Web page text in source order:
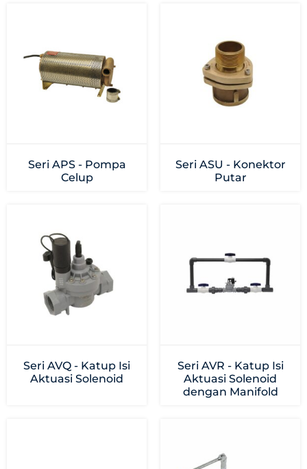
Seri APS - Pompa
Celup
Seri ASU - Konektor
Putar
Seri AVQ - Katup Isi
Aktuasi Solenoid
Seri AVR - Katup Isi
Aktuasi Solenoid
dengan Manifold